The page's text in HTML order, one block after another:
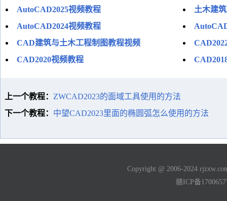
AutoCAD2025视频教程
土木建
AutoCAD2024视频教程
CAD建筑与土木工程制图教程视频
CAD2020视频教程
上一个教程： ZWCAD2023的面域工具使用的方法
下一个教程： 中望CAD2023里面的椭圆弧怎么使用的方法
Copyright @ 2006-2024
赣ICP备